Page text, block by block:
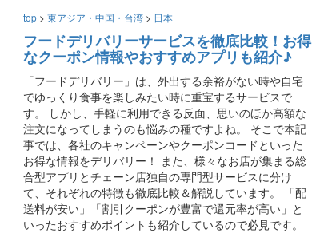
top > 東アジア・中国・台湾 > 日本
フードデリバリーサービスを徹底比較！お得
なクーポン情報やおすすめアプリも紹介♪
「フードデリバリー」は、外出する余裕がない時や自宅
でゆっくり食事を楽しみたい時に重宝するサービスで
す。 しかし、手軽に利用できる反面、思いのほか高額な
注文になってしまうのも悩みの種ですよね。 そこで本記
事では、各社のキャンペーンやクーポンコードといった
お得な情報をデリバリー！ また、様々なお店が集まる総
合型アプリとチェーン店独自の専門型サービスに分け
て、それぞれの特徴も徹底比較＆解説しています。 「配
送料が安い」「割引クーポンが豊富で還元率が高い」と
いったおすすめポイントも紹介しているので必見です。